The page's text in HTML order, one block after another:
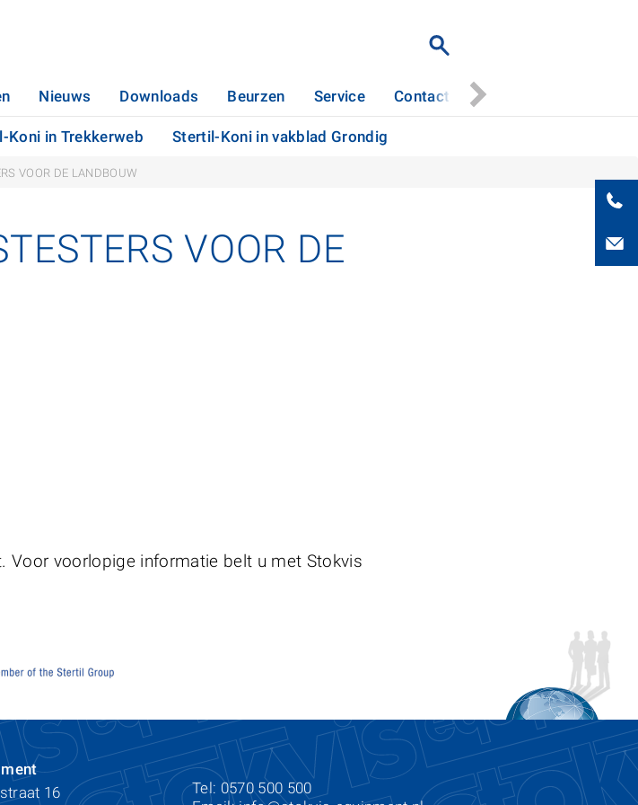
Nieuws Downloads Beurzen Service Contact Stertil Patents
Koni in Trekkerweb Stertil-Koni in vakblad Grondig
VOOR DE LANDBOUW
VOOR DE
voorlopige informatie belt u met Stokvis
16
Tel: 0570 500 500